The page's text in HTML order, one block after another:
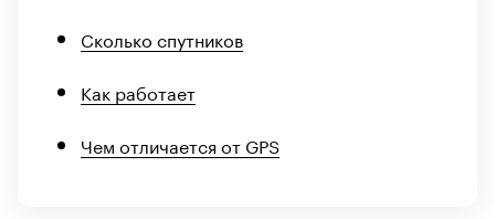
Сколько спутников
Как работает
Чем отличается от GPS